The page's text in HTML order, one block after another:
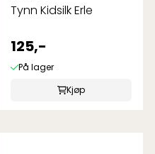
Tynn Kidsilk Erle
125,-
På lager
Kjøp